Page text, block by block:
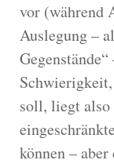
vor (während
Auslegung –
soll, liegt also
können –